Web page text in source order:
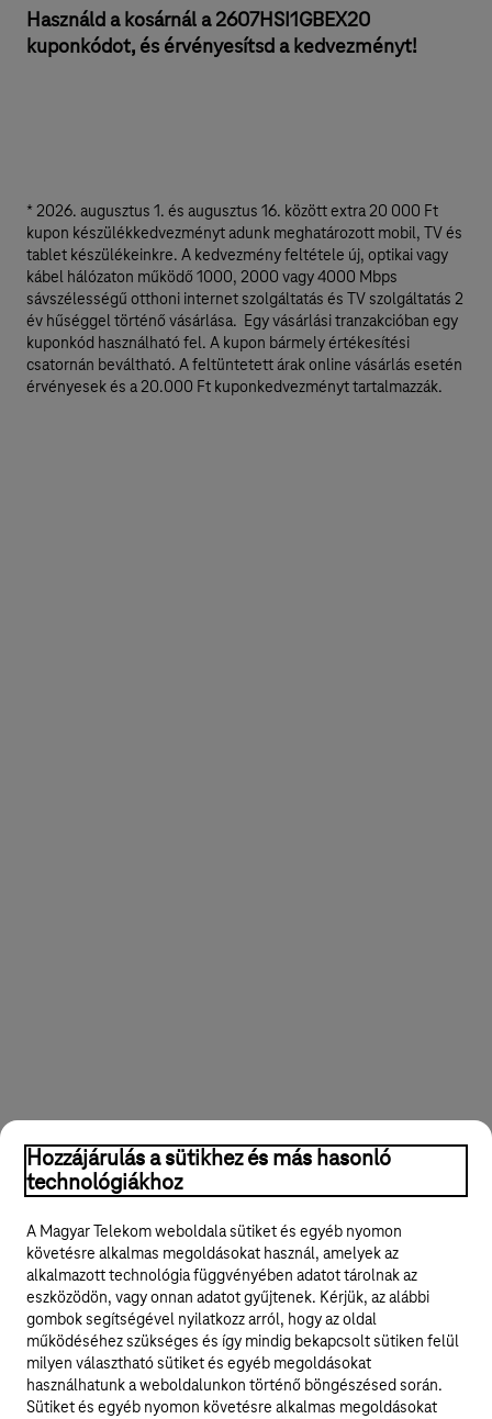
Használd a kosárnál a 2607HSI1GBEX20
kuponkódot, és érvényesítsd a kedvezményt!
* 2026. augusztus 1. és augusztus 16. között extra 20 000 Ft
kupon készülékkedvezményt adunk meghatározott mobil, TV és
tablet készülékeinkre. A kedvezmény feltétele új, optikai vagy
kábel hálózaton működő 1000, 2000 vagy 4000 Mbps
sávszélességű otthoni internet szolgáltatás és TV szolgáltatás 2
év hűséggel történő vásárlása. Egy vásárlási tranzakcióban egy
kuponkód használható fel. A kupon bármely értékesítési
csatornán beváltható. A feltüntetett árak online vásárlás esetén
érvényesek és a 20.000 Ft kuponkedvezményt tartalmazzák.
Hozzájárulás a sütikhez és más hasonló
technológiákhoz
A Magyar Telekom weboldala sütiket és egyéb nyomon
követésre alkalmas megoldásokat használ, amelyek az
alkalmazott technológia függvényében adatot tárolnak az
eszközödön, vagy onnan adatot gyűjtenek. Kérjük, az alábbi
gombok segítségével nyilatkozz arról, hogy az oldal
működéséhez szükséges és így mindig bekapcsolt sütiken felül
milyen választható sütiket és egyéb megoldásokat
használhatunk a weboldalunkon történő böngészésed során.
Sütiket és egyéb nyomon követésre alkalmas megoldásokat